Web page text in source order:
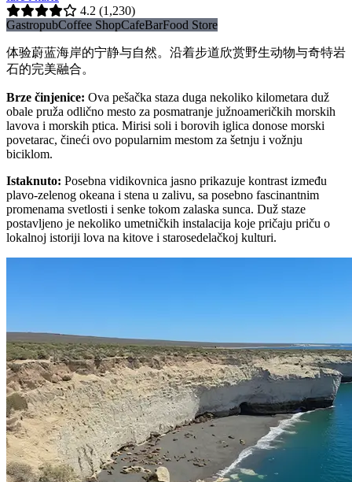
4.2 (1,230)
GastropubCoffee ShopCafeBarFood Store
体验蔚蓝海岸的宁静与自然。沿着步道欣赏野生动物与奇特岩
石的完美融合。
Brze činjenice: Ova pešačka staza duga nekoliko kilometara duž
obale pruža odlično mesto za posmatranje južnoameričkih morskih
lavova i morskih ptica. Mirisi soli i borovih iglica donose morski
povetarac, čineći ovo popularnim mestom za šetnju i vožnju
biciklom.
Istaknuto: Posebna vidikovnica jasno prikazuje kontrast između
plavo-zelenog okeana i stena u zalivu, sa posebno fascinantnim
promenama svetlosti i senke tokom zalaska sunca. Duž staze
postavljeno je nekoliko umetničkih instalacija koje pričaju priču o
lokalnoj istoriji lova na kitove i starosedelačkoj kulturi.